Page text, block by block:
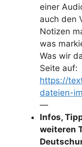
einer
auch den
Notizen
was
Was wir
Seite auf:
https://
dateien-
—
Infos,
weiteren